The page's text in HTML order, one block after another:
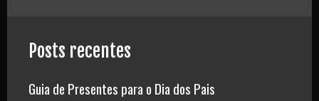
Posts recentes
Guia de Presentes para o Dia dos Pais